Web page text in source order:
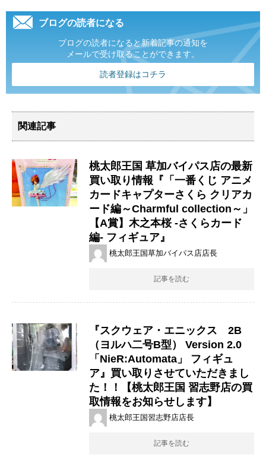
ブログの読者になる
ブログの読者になると新着記事の通知を
メールで受け取ることができます。
読者登録はコチラ
関連記事
桃太郎王国 草加バイパス店の最新
買い取り情報『「一番くじ ​アニメ
​カードキャプターさくら ​クリアカ
ード編～Charmful ​collection～」
【A賞】木之本桜 ​-さくらカード
編- フィギュア』
桃太郎王国草加バイパス店店長
記事を読む
『スクウェア・エニックス 2B
（ヨルハ二号B型） Version 2.0
「NieR:Automata」 フィギュ
ア』買い取りさせていただきまし
た！！【桃太郎王国 習志野店の買
取情報をお知らせします】
桃太郎王国習志野店店長
記事を読む